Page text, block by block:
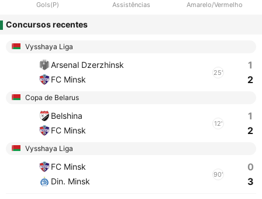
Gols(P) Assistências Amarelo/Vermelho
Concursos recentes
Vysshaya Liga
Arsenal Dzerzhinsk
FC Minsk
25'
1
2
Copa de Belarus
Belshina
FC Minsk
12'
1
2
Vysshaya Liga
FC Minsk
Din. Minsk
90'
0
3